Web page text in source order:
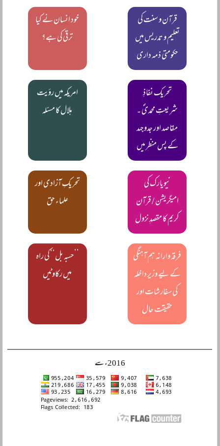
قرآن و سنت کی
تعلیم و تدریس میں
حکومتی ذمہ داری
خود انسان نے کیا
ترقی کی ہے؟
تحریک نفاذِ
شریعتِ محمدیؐ ۔
مقاصد اور جدوجہد
کے پس منظر میں
امریکہ میں رؤیت
ہلال کا مسئلہ
نیویارک کی
امیگریشن / قرآن
کریم کا مقصدِ نزول
تحریکِ آزادی اور
علماء حق
فرقہ وارانہ ہم آہنگی
کے لیے وزیر داخلہ
کی سفارشات اور
حقیقت حال
’’حسبہ بل‘‘ کی راہ
میں رکاوٹیں
2016ء سے